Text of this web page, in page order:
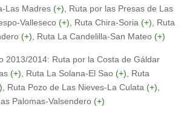
Las Madres (+) , Ruta por las Presas de Las
Valleseco (+) , Ruta Chira-Soria (+) , Ruta
(+) , Ruta La Candelilla-San Mateo (+)
2013/2014: Ruta por la Costa de Gáldar
(+) , Ruta La Solana-El Sao (+) , Ruta
, Ruta Pozo de Las Nieves-La Culata (+)
Palomas-Valsendero (+)